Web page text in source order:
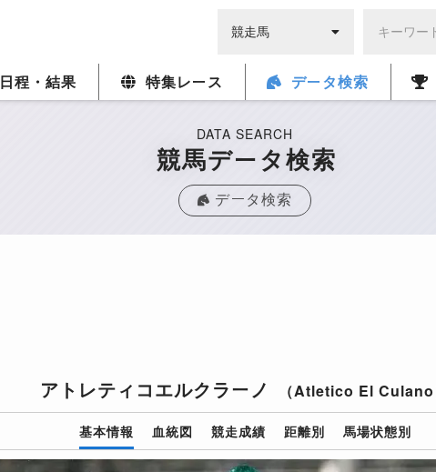
日程・結果 特集レース データ検索
DATA SEARCH
競馬データ検索
データ検索
アトレティコエルクラーノ （Atletico El Culano
基本情報 血統図 競走成績 距離別 馬場状態別